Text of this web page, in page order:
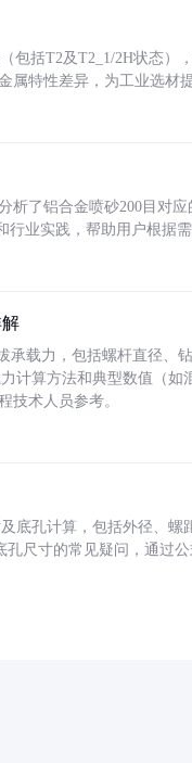
包括T2及T2_1/2H状态）
属特性差异，为工业选材提
了铝合金喷砂200目对
业实践，帮助用户根据
承载力，包括螺杆直径、
计算方法和典型数值（
技术人员参考。
底孔计算，包括外径、
孔尺寸的常见疑问，通过